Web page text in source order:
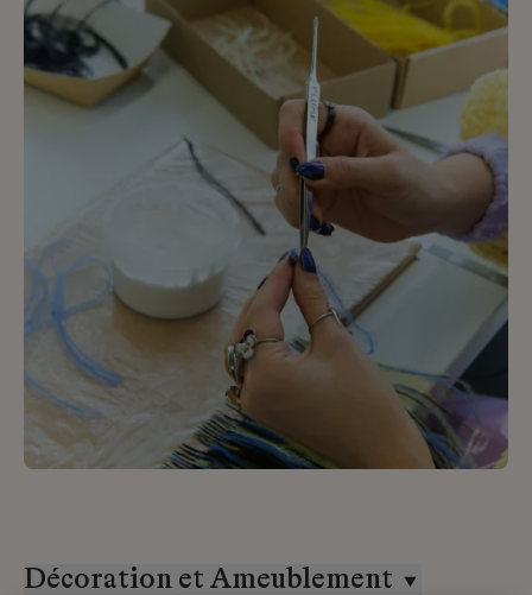
Décoration et Ameublement